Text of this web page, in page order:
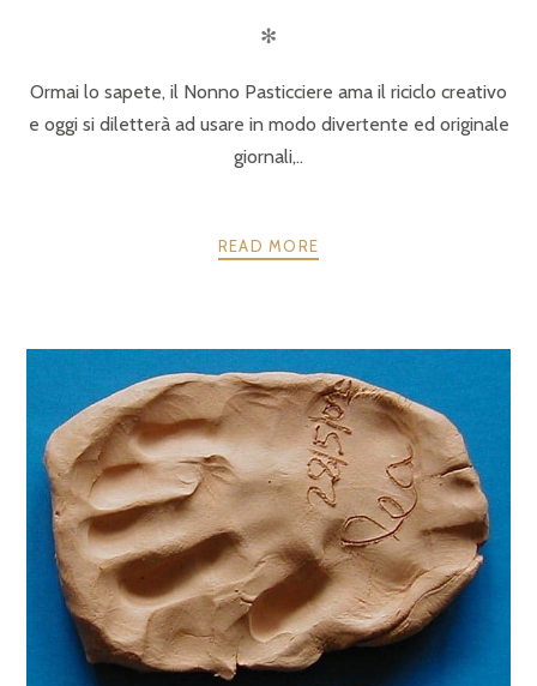
✻
Ormai lo sapete, il Nonno Pasticciere ama il riciclo creativo
e oggi si diletterà ad usare in modo divertente ed originale
giornali,..
READ MORE